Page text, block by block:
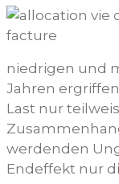
niedrigen und
Jahren
Last nur
werdenden
Endeffekt nur